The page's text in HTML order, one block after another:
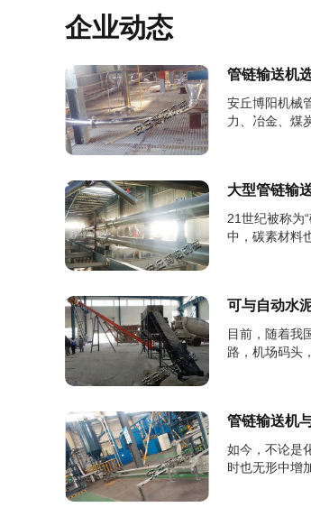
企业动态
管链输送机
安丘博阳机械
力、冶金、煤
大型管链输
21世纪被称为
中，碳素材料
可与自动水
目前，随着我
路，机场码头
管链输送机
如今，不论是
时也无形中增